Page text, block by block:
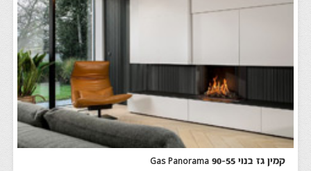
קמין גז בנוי Gas Panorama 90-55